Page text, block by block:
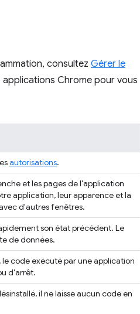
consultez Gérer le
Chrome pour vous
autorisations.
et les pages de l'application
application, leur apparence et la
d'autres fenêtres.
son état précédent. Le
de données.
code exécuté par une application
d'arrêt.
il ne laisse aucun code en